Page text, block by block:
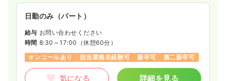
日勤のみ（パート）
給与 お問い合わせください
時間 8:30～17:00 （休憩60分）
オンコールあり
担当業務未経験可 新卒可 第二新卒可
気になる 詳細を見る